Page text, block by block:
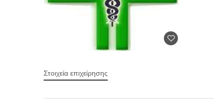
Στοιχεία επιχείρησης